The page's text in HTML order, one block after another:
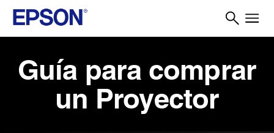
Guía para comprar
un Proyector